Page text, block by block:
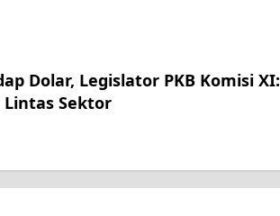
Dolar, Legislator PKB Komisi XI:
Sektor